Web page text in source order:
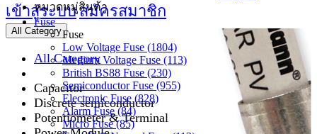
เข้าสู่ระบบสมัครสมาชิก
All Category
All Category
Capacitor
Discrete semiconductor
Potentiometer & Terminal
หมวดหมู่สินค้า
Fuse
Fuse
Low Voltage Fuse (1804)
Medium Voltage Fuse (113)
British BS88 Fuse (230)
Semiconductor Fuse (955)
Electronic Fuse (828)
Alarm Fuse (84)
Micro Fuse (85)